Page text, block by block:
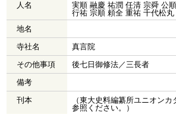
人名
実順 融慶 祐潤 任清 宗舜 公
行祐 宗順 頼全 重祐 千代松
地名
寺社名
真言院
その他事項
後七日御修法／三長者
備考
刊本
（東大史料編纂所ユニオン
参照ください。）